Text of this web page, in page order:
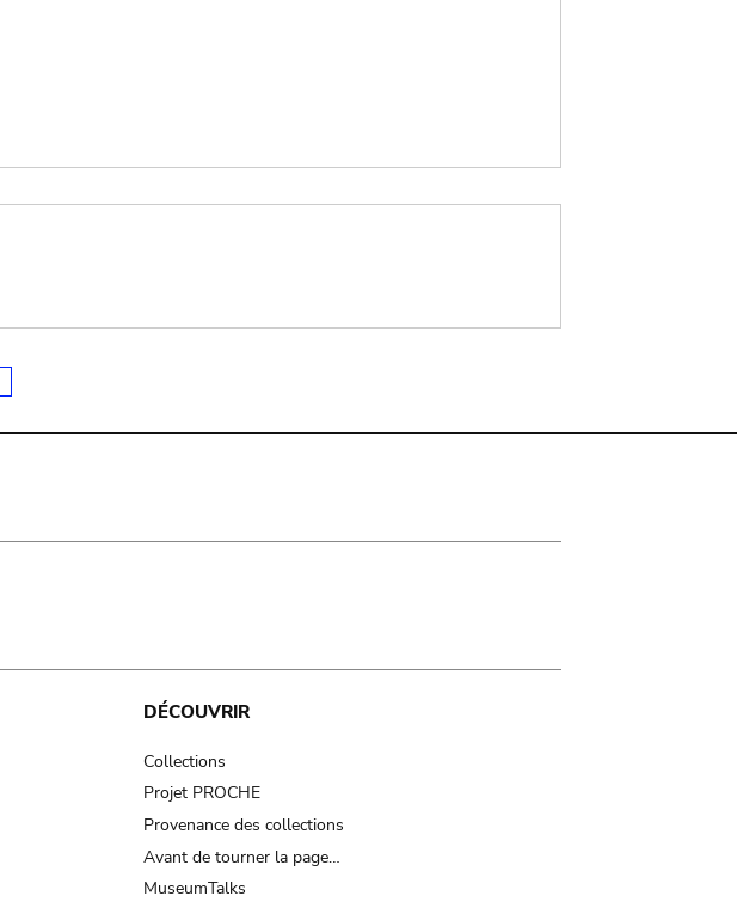
DÉCOUVRIR
Collections
Projet PROCHE
Provenance des collections
Avant de tourner la page…
MuseumTalks